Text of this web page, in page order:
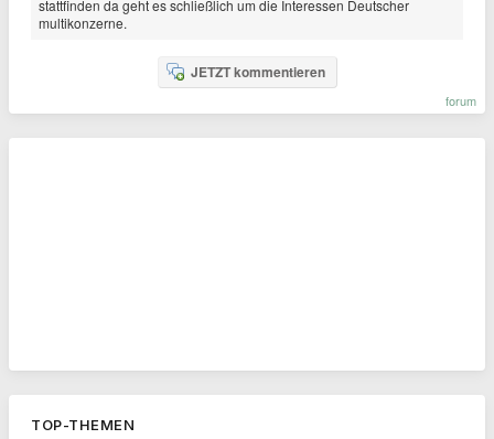
stattfinden da geht es schließlich um die Interessen Deutscher
multikonzerne.
JETZT kommentieren
forum
TOP-THEMEN